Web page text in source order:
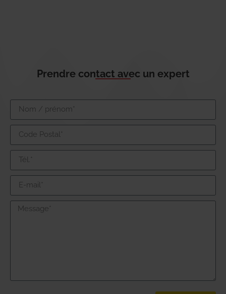
Prendre contact avec un expert